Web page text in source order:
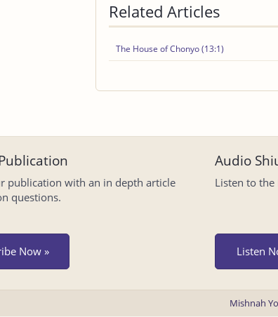
Related Articles
The House of Chonyo (13:1)
publication with an in depth article
questions.
Now »
Audio
Listen to
Listen
Mishnah